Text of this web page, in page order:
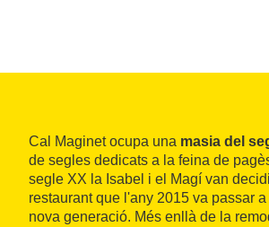
Cal Maginet ocupa una masia del
de segles dedicats a la feina de
segle XX la Isabel i el Magí van
restaurant que l'any 2015 va passar
nova generació. Més enllà de la